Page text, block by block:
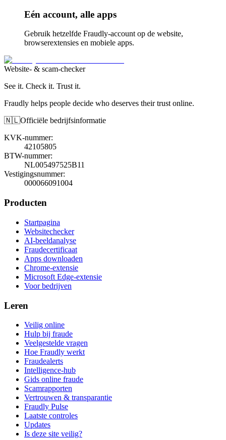
Eén account, alle apps
Gebruik hetzelfde Fraudly-account op de website,
browserextensies en mobiele apps.
Website- & scam-checker
See it. Check it. Trust it.
Fraudly helps people decide who deserves their trust online.
🇳🇱Officiële bedrijfsinformatie
KVK-nummer:
42105805
BTW-nummer:
NL005497525B11
Vestigingsnummer:
000066091004
Producten
Startpagina
Websitechecker
AI-beeldanalyse
Fraudecertificaat
Apps downloaden
Chrome-extensie
Microsoft Edge-extensie
Voor bedrijven
Leren
Veilig online
Hulp bij fraude
Veelgestelde vragen
Hoe Fraudly werkt
Fraudealerts
Intelligence-hub
Gids online fraude
Scamrapporten
Vertrouwen & transparantie
Fraudly Pulse
Laatste controles
Updates
Is deze site veilig?